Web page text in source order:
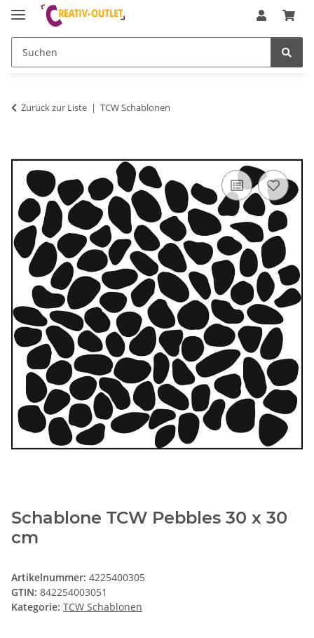
Zurück zur Liste TCW Schablonen
Schablone TCW Pebbles 30 x 30
cm
Artikelnummer: 4225400305
GTIN: 842254003051
Kategorie: TCW Schablonen